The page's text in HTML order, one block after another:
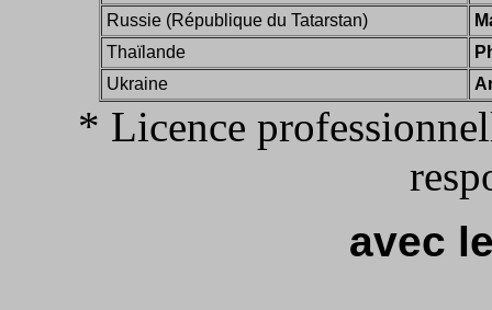
Russie (République du Tatarstan)
Thaïlande
Ukraine
* Licence
avec